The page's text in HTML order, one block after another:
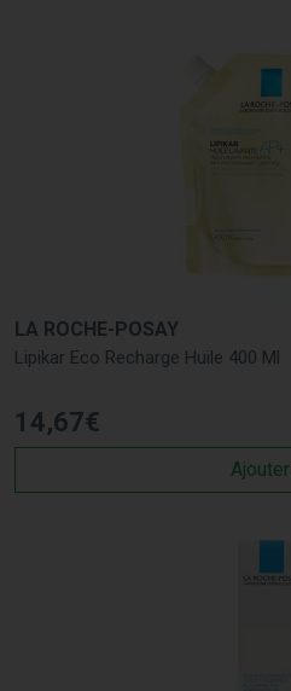
LA ROCHE-POSAY
Lipikar Eco Recharge Huile 400 Ml
14,67€
Ajouter